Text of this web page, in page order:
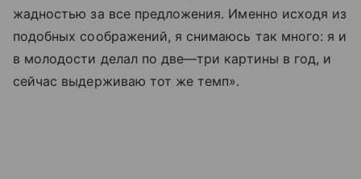
жадностью за все предложения. Именно исходя из
подобных соображений, я снимаюсь так много: я и
в молодости делал по две—три картины в год, и
сейчас выдерживаю тот же темп».